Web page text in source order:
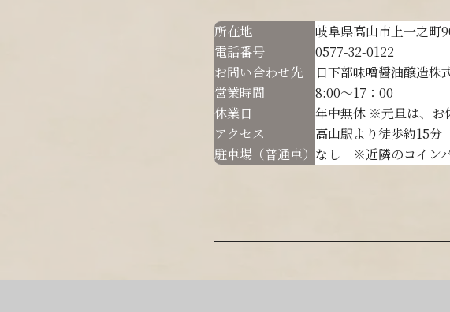
所在地
岐阜県高山市上一之町
電話番号
0577-32-0122
お問い合わせ先
日下部味噌醤油醸造株
営業時間
8:00～17：00
休業日
年中無休 ※元旦は、お
アクセス
高山駅より徒歩約15分
駐車場（普通車） なし ※近隣のコインパ